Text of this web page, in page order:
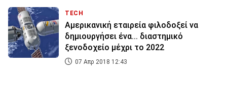
TECH
Αμερικανική εταιρεία φιλοδοξεί να
δημιουργήσει ένα... διαστημικό
ξενοδοχείο μέχρι το 2022
07 Απρ 2018 12:43